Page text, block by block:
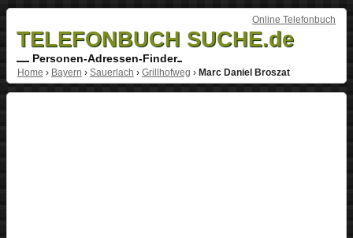
Online Telefonbuch
TELEFONBUCH SUCHE.de
Personen-Adressen-Finder
Home › Bayern › Sauerlach › Grillhofweg › Marc Daniel Broszat